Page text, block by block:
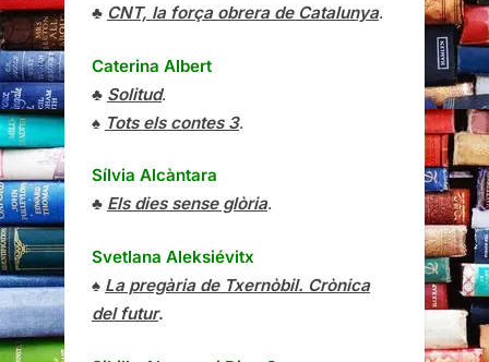
♣ CNT, la força obrera de Catalunya.
Caterina Albert
♣ Solitud.
♠ Tots els contes 3.
Sílvia Alcàntara
♣ Els dies sense glòria.
Svetlana Aleksiévitx
♠ La pregària de Txernòbil. Crònica
del futur.